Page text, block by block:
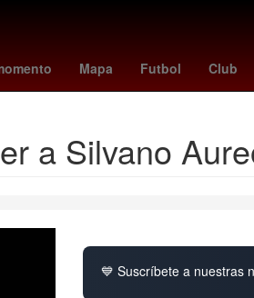
Mapa Futbol Club
linea Aguascalientes Senador
a Silvano
💙 Suscríbete a nuestras